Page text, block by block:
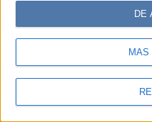
cambiar sus preferencias
Tenga en cuenta que algún
personales puede no
tiene el derecho de rechazar
sus preferencias o retirar su
MÁS
DE